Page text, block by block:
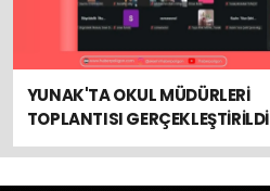
YUNAK'TA OKUL MÜDÜRLERİ
TOPLANTISI GERÇEKLEŞTİRİLDİ